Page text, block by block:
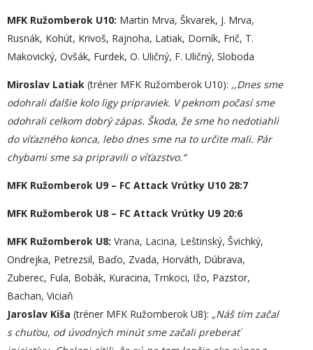
MFK Ružomberok U10: Martin Mrva, Škvarek, J. Mrva,
Rusnák, Kohút, Krivoš, Rajnoha, Latiak, Dorník, Frič, T.
Makovický, Ovšák, Furdek, O. Uličný, F. Uličný, Sloboda
Miroslav Latiak (tréner MFK Ružomberok U10): ,,Dnes sme
odohrali ďalšie kolo ligy prípraviek. V peknom počasí sme
odohrali celkom dobrý zápas. Škoda, že sme ho nedotiahli
do víťazného konca, lebo dnes sme na to určite mali. Pár
chybami sme sa pripravili o víťazstvo.“
MFK Ružomberok U9 – FC Attack Vrútky U10 28:7
MFK Ružomberok U8 – FC Attack Vrútky U9 20:6
MFK Ružomberok U8: Vrana, Lacina, Leštinský, Švichký,
Ondrejka, Petrezsil, Baďo, Zvada, Horváth, Dúbrava,
Zuberec, Fula, Bobák, Kuracina, Trnkoci, Ižo, Pazstor,
Bachan, Viciaň
Jaroslav Kiša (tréner MFK Ružomberok U8): „Náš tím začal
s chuťou, od úvodných minút sme začalipreberať